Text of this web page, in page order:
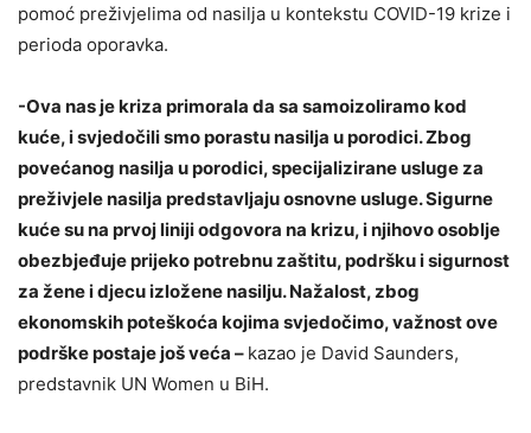
pomoć preživjelima od nasilja u kontekstu COVID-19 krize i
perioda oporavka.
-Ova nas je kriza primorala da sa samoizoliramo kod
kuće, i svjedočili smo porastu nasilja u porodici. Zbog
povećanog nasilja u porodici, specijalizirane usluge za
preživjele nasilja predstavljaju osnovne usluge. Sigurne
kuće su na prvoj liniji odgovora na krizu, i njihovo osoblje
obezbjeđuje prijeko potrebnu zaštitu, podršku i sigurnost
za žene i djecu izložene nasilju. Nažalost, zbog
ekonomskih poteškoća kojima svjedočimo, važnost ove
podrške postaje još veća – kazao je David Saunders,
predstavnik UN Women u BiH.